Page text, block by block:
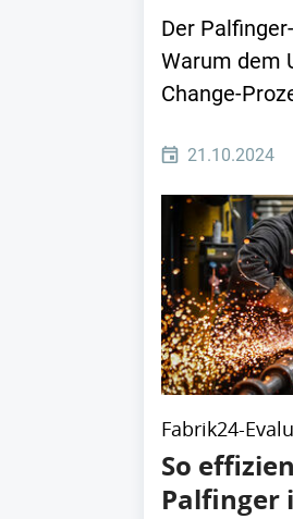
Der
Warum dem
Change-
21.10.2024
Fabrik24-
So
Palfinger